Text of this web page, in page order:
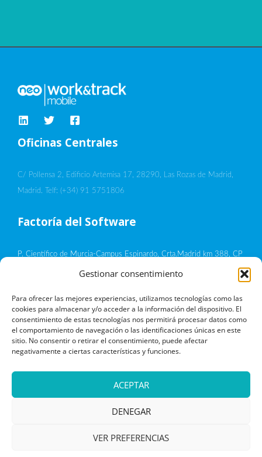
Gestionar consentimiento
Para ofrecer las mejores experiencias, utilizamos tecnologías como las
cookies para almacenar y/o acceder a la información del dispositivo. El
consentimiento de estas tecnologías nos permitirá procesar datos como
el comportamiento de navegación o las identificaciones únicas en este
sitio. No consentir o retirar el consentimiento, puede afectar
negativamente a ciertas características y funciones.
ACEPTAR
DENEGAR
VER PREFERENCIAS
Oficinas Centrales
C/ Pollensa 2, Edificio Artemisa 17, 28290, Las Rozas de Madrid,
Madrid. Telf: (+34) 91 5751806
Factoría del Software
P. Científico de Murcia-Campus Espinardo, Crta.Madrid km 388, CP
Aviso legal
Política de cookies
Términos y condiciones de uso
Copyright © 2026 Work&Track Mobile